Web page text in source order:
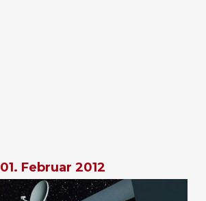
01. Februar 2012